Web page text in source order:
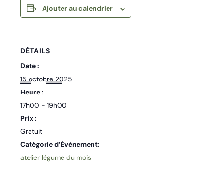
Ajouter au calendrier
DÉTAILS
Date :
15 octobre 2025
Heure :
17h00 - 19h00
Prix :
Gratuit
Catégorie d’Évènement:
atelier légume du mois